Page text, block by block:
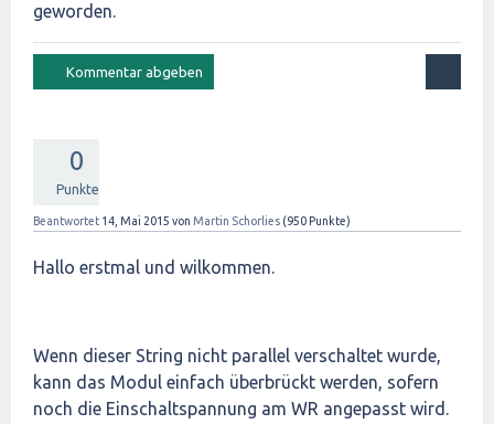
geworden.
0
Punkte
Beantwortet 14, Mai 2015 von Martin Schorlies (950 Punkte)
Hallo erstmal und wilkommen.
Wenn dieser String nicht parallel verschaltet wurde,
kann das Modul einfach überbrückt werden, sofern
noch die Einschaltspannung am WR angepasst wird.